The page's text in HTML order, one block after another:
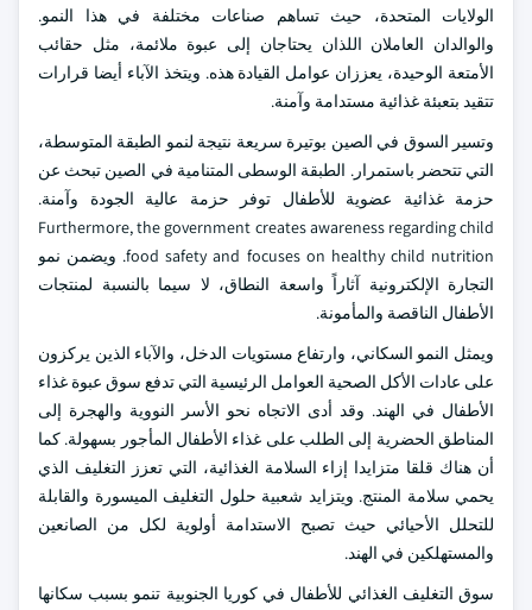
الولايات المتحدة، حيث تساهم صناعات مختلفة في هذا النمو.
والوالدان العاملان اللذان يحتاجان إلى عبوة ملائمة، مثل حقائب
الأمتعة الوحيدة، يعززان عوامل القيادة هذه. ويتخذ الآباء أيضا قرارات
تتقيد بتعبئة غذائية مستدامة وآمنة.
وتسير السوق في الصين بوتيرة سريعة نتيجة لنمو الطبقة المتوسطة،
التي تتحضر باستمرار. الطبقة الوسطى المتنامية في الصين تبحث عن
حزمة غذائية عضوية للأطفال توفر حزمة عالية الجودة وآمنة.
Furthermore, the government creates awareness regarding child
food safety and focuses on healthy child nutrition. ويضمن نمو
التجارة الإلكترونية آثاراً واسعة النطاق، لا سيما بالنسبة لمنتجات
الأطفال الناقصة والمأمونة.
ويمثل النمو السكاني، وارتفاع مستويات الدخل، والآباء الذين يركزون
على عادات الأكل الصحية العوامل الرئيسية التي تدفع سوق عبوة غذاء
الأطفال في الهند. وقد أدى الاتجاه نحو الأسر النووية والهجرة إلى
المناطق الحضرية إلى الطلب على غذاء الأطفال المأجور بسهولة. كما
أن هناك قلقا متزايدا إزاء السلامة الغذائية، التي تعزز التغليف الذي
يحمي سلامة المنتج. ويتزايد شعبية حلول التغليف الميسورة والقابلة
للتحلل الأحيائي حيث تصبح الاستدامة أولوية لكل من الصانعين
والمستهلكين في الهند.
سوق التغليف الغذائي للأطفال في كوريا الجنوبية تنمو بسبب سكانها